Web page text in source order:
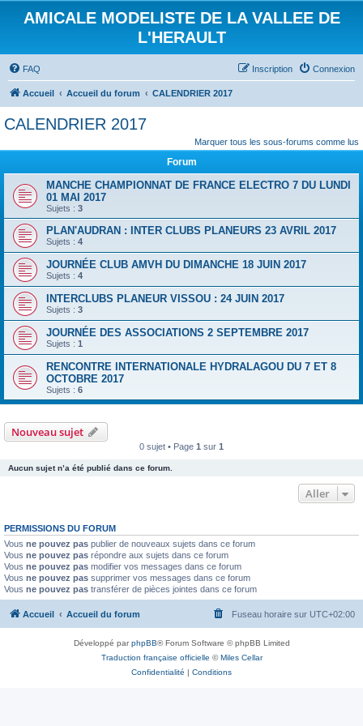
AMICALE MODELISTE DE LA VALLEE DE
L'HERAULT
FAQ Connexion
Inscription
Accueil Accueil du forum CALENDRIER 2017
CALENDRIER 2017
Marquer tous les sous-forums comme lus
Forum
MANCHE CHAMPIONNAT DE FRANCE ELECTRO 7 DU LUNDI
01 MAI 2017
Sujets : 3
PLAN'AUDRAN : INTER CLUBS PLANEURS 23 AVRIL 2017
Sujets : 4
JOURNÉE CLUB AMVH DU DIMANCHE 18 JUIN 2017
Sujets : 4
INTERCLUBS PLANEUR VISSOU : 24 JUIN 2017
Sujets : 3
JOURNÉE DES ASSOCIATIONS 2 SEPTEMBRE 2017
Sujets : 1
RENCONTRE INTERNATIONALE HYDRALAGOU DU 7 ET 8
OCTOBRE 2017
Sujets : 6
Nouveau sujet
0 sujet • Page 1 sur 1
Aucun sujet n’a été publié dans ce forum.
Aller
PERMISSIONS DU FORUM
Vous ne pouvez pas publier de nouveaux sujets dans ce forum
Vous ne pouvez pas répondre aux sujets dans ce forum
Vous ne pouvez pas modifier vos messages dans ce forum
Vous ne pouvez pas supprimer vos messages dans ce forum
Vous ne pouvez pas transférer de pièces jointes dans ce forum
Accueil Accueil du forum Fuseau horaire sur UTC+02:00
Développé parphpBB® Forum Software © phpBB Limited
Traduction française officielle ©Miles Cellar
Confidentialité | Conditions